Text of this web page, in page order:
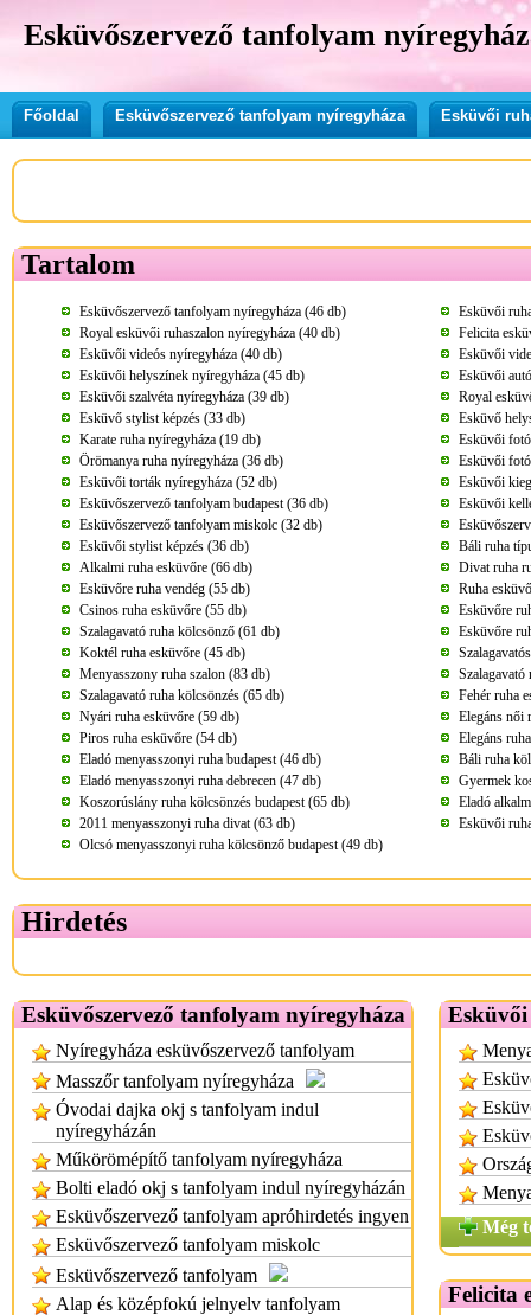
Esküvőszervező tanfolyam
Főoldal Esküvőszervező tanfolyam nyíregyháza Esküvői
Tartalom
Esküvőszervező tanfolyam nyíregyháza (46 db)
Esküvői
Royal esküvői ruhaszalon nyíregyháza (40 db)
Felicita
Esküvői videós nyíregyháza (40 db)
Esküvői
Esküvői helyszínek nyíregyháza (45 db)
Esküvői
Esküvői szalvéta nyíregyháza (39 db)
Royal
Esküvő stylist képzés (33 db)
Esküvő
Karate ruha nyíregyháza (19 db)
Esküvői
Örömanya ruha nyíregyháza (36 db)
Esküvői
Esküvői torták nyíregyháza (52 db)
Esküvői
Esküvőszervező tanfolyam budapest (36 db)
Esküvői
Esküvőszervező tanfolyam miskolc (32 db)
Esküvői stylist képzés (36 db)
Báli ruha
Alkalmi ruha esküvőre (66 db)
Divat ruha
Esküvőre ruha vendég (55 db)
Ruha
Csinos ruha esküvőre (55 db)
Esküvőre
Szalagavató ruha kölcsönző (61 db)
Esküvőre
Koktél ruha esküvőre (45 db)
Menyasszony ruha szalon (83 db)
Szalagavató
Szalagavató ruha kölcsönzés (65 db)
Fehér ruha
Nyári ruha esküvőre (59 db)
Elegáns női
Piros ruha esküvőre (54 db)
Elegáns
Eladó menyasszonyi ruha budapest (46 db)
Báli ruha
Eladó menyasszonyi ruha debrecen (47 db)
Gyermek
Koszorúslány ruha kölcsönzés budapest (65 db)
Eladó
2011 menyasszonyi ruha divat (63 db)
Esküvői
Olcsó menyasszonyi ruha kölcsönző budapest (49 db)
Hirdetés
Esküvőszervező tanfolyam nyíregyháza
Nyíregyháza esküvőszervező tanfolyam
Masszőr tanfolyam nyíregyháza
Óvodai dajka okj s tanfolyam indul
nyíregyházán
Műkörömépítő tanfolyam nyíregyháza
Bolti eladó okj s tanfolyam indul nyíregyházán
Esküvőszervező tanfolyam apróhirdetés ingyen
Esküvőszervező tanfolyam miskolc
Esküvőszervező tanfolyam
Alap és középfokú jelnyelv tanfolyam
Még
Felicita